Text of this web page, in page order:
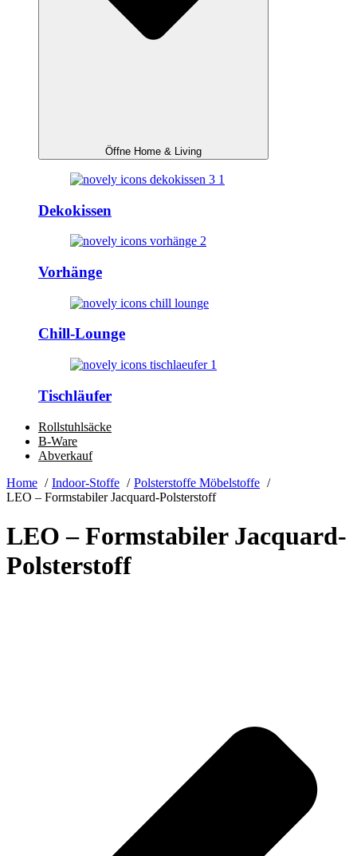
Öffne Home & Living
Dekokissen
Vorhänge
Chill-Lounge
Tischläufer
Rollstuhlsäcke
B-Ware
Abverkauf
Home
Indoor-Stoffe
Polsterstoffe Möbelstoffe
LEO – Formstabiler Jacquard-Polsterstoff
LEO – Formstabiler Jacquard-
Polsterstoff